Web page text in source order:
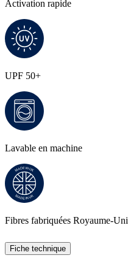
Activation rapide
UPF 50+
Lavable en machine
Fibres fabriquées Royaume-Uni
Fiche technique